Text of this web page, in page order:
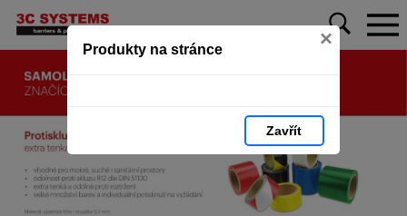
Produkty na stránce ×
Zavřít